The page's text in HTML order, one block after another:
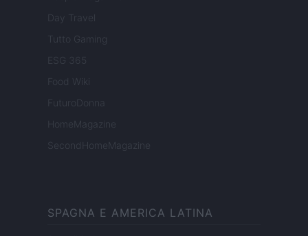
Day Travel
Tutto Gaming
ESG 365
Food Wiki
FuturoDonna
HomeMagazine
SecondHomeMagazine
SPAGNA E AMERICA LATINA